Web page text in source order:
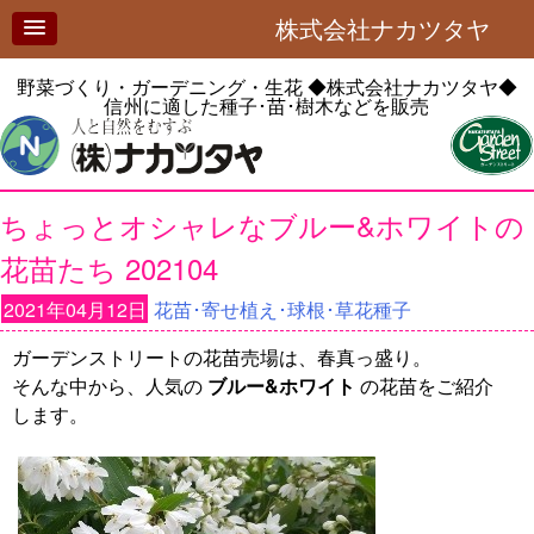
株式会社ナカツタヤ
野菜づくり・ガーデニング・生花◆株式会社ナカツタヤ◆
信州に適した種子･苗･樹木などを販売
ちょっとオシャレなブルー&ホワイトの
花苗たち 202104
2021年04月12日 花苗･寄せ植え･球根･草花種子
ガーデンストリートの花苗売場は、春真っ盛り。
そんな中から、人気の ブルー&ホワイト の花苗をご紹介
します。